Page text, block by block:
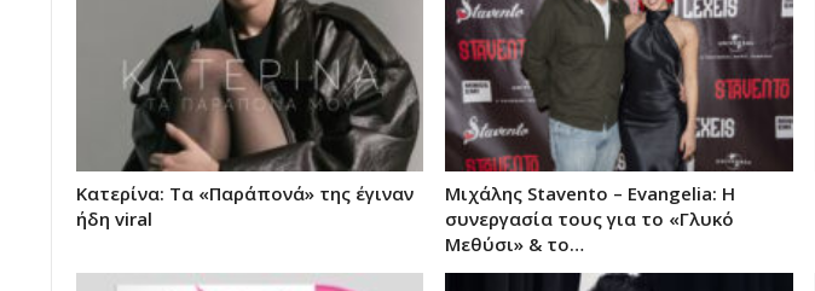
Κατερίνα: Τα «Παράπονά» της έγιναν
ήδη viral
Μιχάλης Stavento – Evangelia: Η
συνεργασία τους για το «Γλυκό
Μεθύσι» & το…